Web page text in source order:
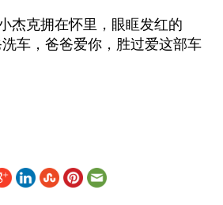
杰克拥在怀里，眼眶发红的
车，爸爸爱你，胜过爱这部车